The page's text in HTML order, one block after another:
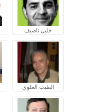
خليل ناصيف
الطيب العلوي